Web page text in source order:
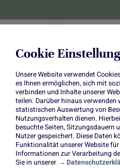
Cookie
Unsere Website verwendet
es Ihnen ermöglichen, sich mit
verbinden und Inhalte unserer
teilen. Darüber hinaus verwenden
statistischen Auswertung von
Nutzungsverhalten dienen.
besuchte Seiten, Sitzungsdauern
Nutzer gespeichert. Diese Daten
Funktionalität unserer Website
Informationen zur Verarbeitung
Sie in unserer